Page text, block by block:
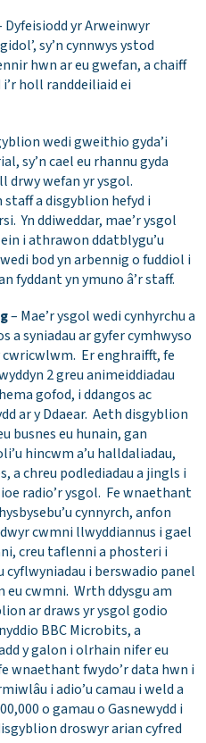
Dyfeisiodd yr Arweinwyr
sy’n cynnwys ystod
hwn ar eu gwefan, a chaiff
holl randdeiliaid ei
wedi gweithio gyda’i
sy’n cael eu rhannu gyda
drwy wefan yr ysgol.
staff a disgyblion hefyd i
Yn ddiweddar, mae’r ysgol
i athrawon ddatblygu’u
bod yn arbennig o fuddiol i
fyddant yn ymuno â’r staff.
– Mae’r ysgol wedi cynhyrchu a
a syniadau ar gyfer cymhwyso
cwricwlwm. Er enghraifft, fe
2 greu animeiddiadau
gofod, i ddangos ac
ar y Ddaear. Aeth disgyblion
busnes eu hunain, gan
hincwm a’u halldaliadau,
a chreu podlediadau a jingls i
radio’r ysgol. Fe wnaethant
cynnyrch, anfon
cwmni llwyddiannus i gael
creu taflenni a phosteri i
cyflwyniadau i berswadio panel
eu cwmni. Wrth ddysgu am
ar draws yr ysgol godio
BBC Microbits, a
y galon i olrhain nifer eu
wnaethant fwydo’r data hwn i
i adio’u camau i weld a
o gamau o Gasnewydd i
droswyr arian cyfred